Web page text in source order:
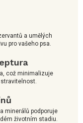
a umělých
pro vašeho psa.
což minimalizuje
minerálů podporuje
životním stadiu.